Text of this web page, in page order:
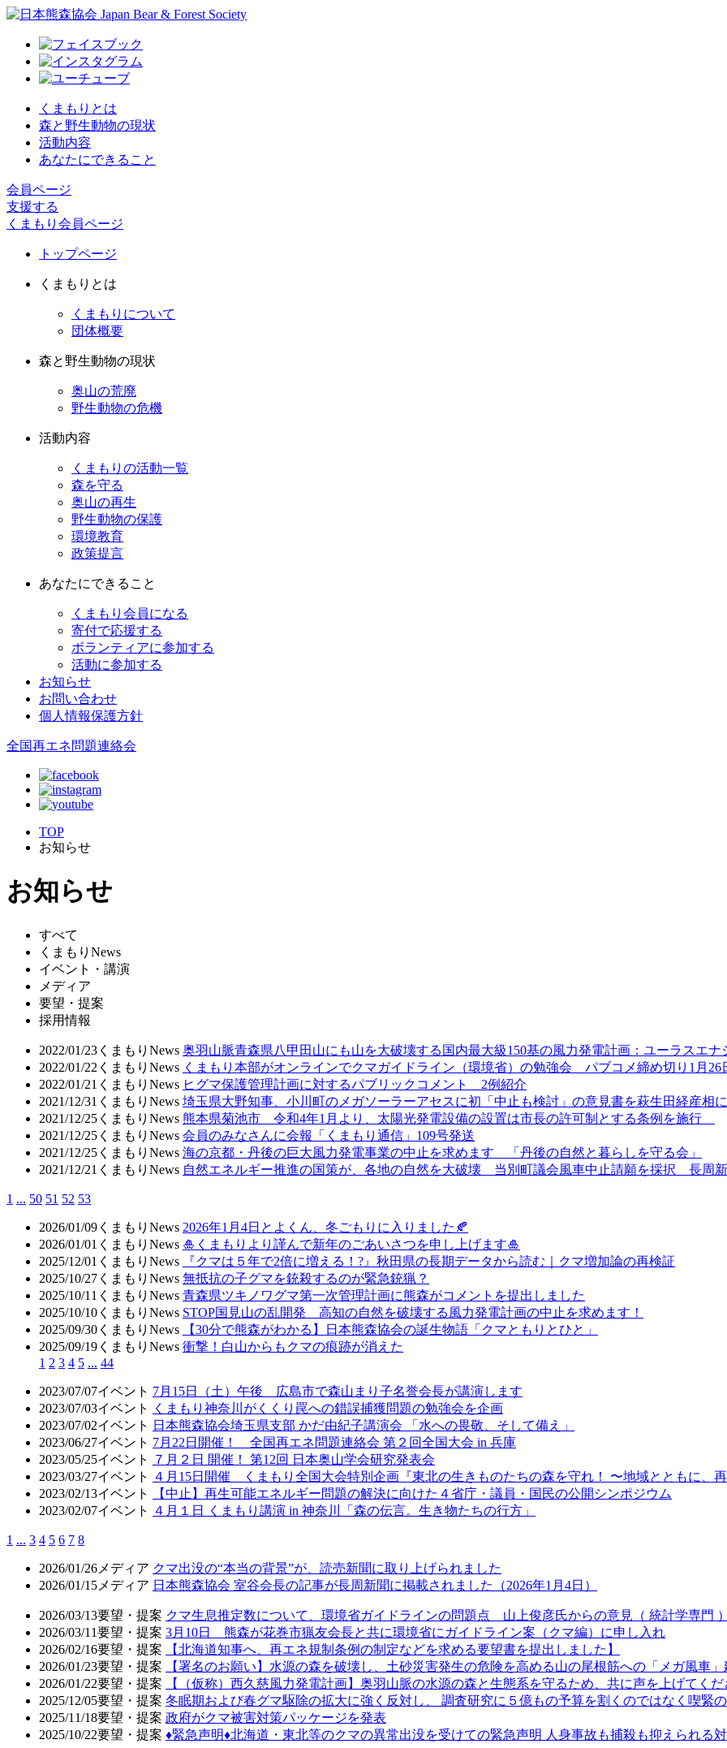
くまもりとは
森と野生動物の現状
活動内容
あなたにできること
会員ページ
支援する
くまもり会員ページ
トップページ
くまもりとは
くまもりについて
団体概要
森と野生動物の現状
奥山の荒廃
野生動物の危機
活動内容
くまもりの活動一覧
森を守る
奥山の再生
野生動物の保護
環境教育
政策提言
あなたにできること
くまもり会員になる
寄付で応援する
ボランティアに参加する
活動に参加する
お知らせ
お問い合わせ
個人情報保護方針
全国再エネ問題連絡会
TOP
お知らせ
お知らせ
すべて
くまもりNews
イベント・講演
メディア
要望・提案
採用情報
2022/01/23 くまもりNews 奥羽山脈青森県八甲田山にも山を大破壊する国内最大級150基の風力発電計画：ユーラスエナ
2022/01/22 くまもりNews くまもり本部がオンラインでクマガイドライン（環境省）の勉強会 パブコメ締め切り1月26
2022/01/21 くまもりNews ヒグマ保護管理計画に対するパブリックコメント 2例紹介
2021/12/31 くまもりNews 埼玉県大野知事、小川町のメガソーラーアセスに初「中止も検討」の意見書を萩生田経産相
2021/12/25 くまもりNews 熊本県菊池市 令和4年1月より、太陽光発電設備の設置は市長の許可制とする条例を施行
2021/12/25 くまもりNews 会員のみなさんに会報「くまもり通信」109号発送
2021/12/25 くまもりNews 海の京都・丹後の巨大風力発電事業の中止を求めます 「丹後の自然と暮らしを守る会」
2021/12/21 くまもりNews 自然エネルギー推進の国策が、各地の自然を大破壊 当別町議会風車中止請願を採択 長周
1 ... 50 51 52 53
2026/01/09 くまもりNews 2026年1月4日とよくん、冬ごもりに入りました🍂
2026/01/01 くまもりNews 🎍くまもりより謹んで新年のごあいさつを申し上げます🎍
2025/12/01 くまもりNews
『クマは５年で2倍に増える！?』秋田県の長期データから読む｜クマ増加論の再検証
2025/10/27 くまもりNews 無抵抗の子グマを銃殺するのが緊急銃猟？
2025/10/11 くまもりNews 青森県ツキノワグマ第一次管理計画に熊森がコメントを提出しました
2025/10/10 くまもりNews STOP国見山の乱開発 高知の自然を破壊する風力発電計画の中止を求めます！
2025/09/30 くまもりNews
【30分で熊森がわかる】日本熊森協会の誕生物語「クマともりとひと」
2025/09/19 くまもりNews 衝撃！白山からもクマの痕跡が消えた
1 2 3 4 5 ... 44
2023/07/07イベント 7月15日（土）午後 広島市で森山まり子名誉会長が講演します
2023/07/03イベント
くまもり神奈川がくくり罠への錯誤捕獲問題の勉強会を企画
2023/07/02イベント
日本熊森協会埼玉県支部 かだ由紀子講演会 「水への畏敬、そして備え」
2023/06/27イベント 7月22日開催！ 全国再エネ問題連絡会 第２回全国大会 in 兵庫
2023/05/25イベント
７月２日 開催！ 第12回 日本奥山学会研究発表会
2023/03/27イベント
４月15日開催 くまもり全国大会特別企画『東北の生きものたちの森を守れ！ 〜地域とともに、
2023/02/13イベント
【中止】再生可能エネルギー問題の解決に向けた４省庁・議員・国民の公開シンポジウム
2023/02/07イベント ４月１日 くまもり講演 in 神奈川「森の伝言。生き物たちの行方」
1 ... 3 4 5 6 7 8
2026/01/26 メディア クマ出没の“本当の背景”が、読売新聞に取り上げられました
2026/01/15 メディア 日本熊森協会 室谷会長の記事が長周新聞に掲載されました（2026年1月4日）
2026/03/13要望・提案 クマ生息推定数について、環境省ガイドラインの問題点 山上俊彦氏からの意見（ 統計学専門
2026/03/11要望・提案 3月10日 熊森が花巻市猟友会長と共に環境省にガイドライン案（クマ編）に申し入れ
2026/02/16要望・提案
【北海道知事へ、再エネ規制条例の制定などを求める要望書を提出しました】
2026/01/23要望・提案
【署名のお願い】水源の森を破壊し、土砂災害発生の危険を高める山の尾根筋への「メガ風車
2026/01/22要望・提案
【（仮称）西久慈風力発電計画】奥羽山脈の水源の森と生態系を守るため、共に声を上げてく
2025/12/05要望・提案 冬眠期および春グマ駆除の拡大に強く反対し、 調査研究に５億もの予算を割くのではなく喫緊
2025/11/18要望・提案 政府がクマ被害対策パッケージを発表
2025/10/22要望・提案 ♦️緊急声明♦️北海道・東北等のクマの異常出没を受けての緊急声明 人身事故も捕殺も抑えられる